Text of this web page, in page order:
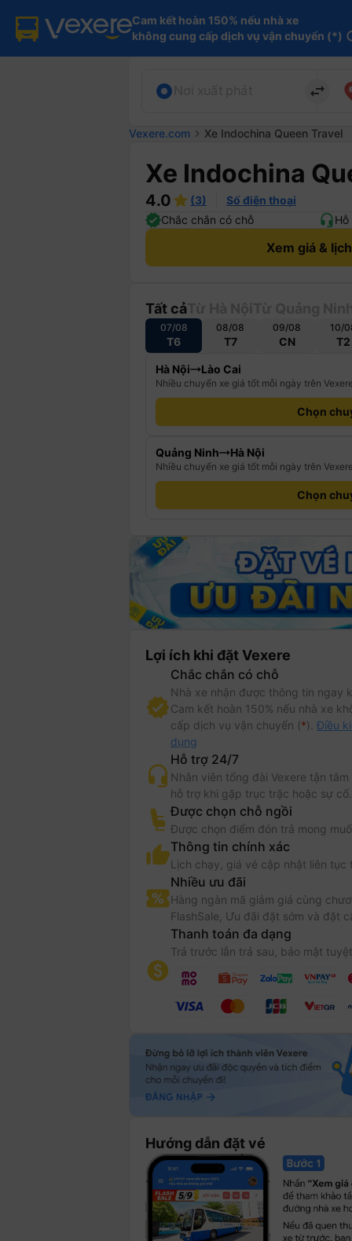
Cam kết hoàn 150% nếu nhà xe
không cung cấp dịch vụ vận chuyển (*)
import_export
Vexere.com chevron_right Xe Indochina Queen Travel
Xe Indochina
4.0 (3)
Số điện thoại
Chắc chắn có chỗ
Xem giá &
Tất cả
07/08
T6
08/08
T7
09/08
CN
10/
T2
Hà Nội Lào Cai
Nhiều chuyến xe giá tốt mỗi ngày trên Vexere
Chọn
Quảng Ninh Hà Nội
Nhiều chuyến xe giá tốt mỗi ngày trên Vexere
Chọn
Lợi ích khi đặt Vexere
Chắc chắn có chỗ
Nhà xe nhận được thông tin ngay
Cam kết hoàn 150% nếu nhà xe
cấp dịch vụ vận chuyển (*). Điều
dụng
Hỗ trợ 24/7
Nhân viên tổng đài Vexere tận
hỗ trợ khi gặp trục trặc hoặc sự cố.
Được chọn chỗ ngồi
Được chọn điểm đón trả mong
Thông tin chính xác
Lịch chạy, giá vé cập nhật liên tục
Nhiều ưu đãi
Hàng ngàn mã giảm giá cùng
FlashSale, Ưu đãi đặt sớm và đặt
Thanh toán đa dạng
Trả trước lẫn trả sau, bảo mật tuyệt
Hướng dẫn đặt vé